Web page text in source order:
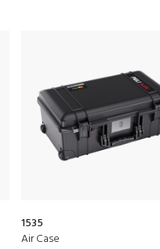
1535
Air Case